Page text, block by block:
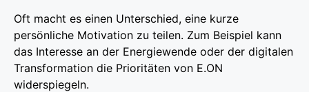
Oft macht es einen Unterschied, eine kurze
persönliche Motivation zu teilen. Zum Beispiel kann
das Interesse an der Energiewende oder der digitalen
Transformation die Prioritäten von E.ON
widerspiegeln.